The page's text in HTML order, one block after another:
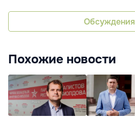
Обсуждения
Похожие новости